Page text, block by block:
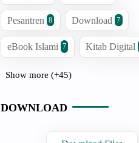
Pesantren 8 Download 7
eBook Islami 7 Kitab Digital
Show more (+45)
DOWNLOAD